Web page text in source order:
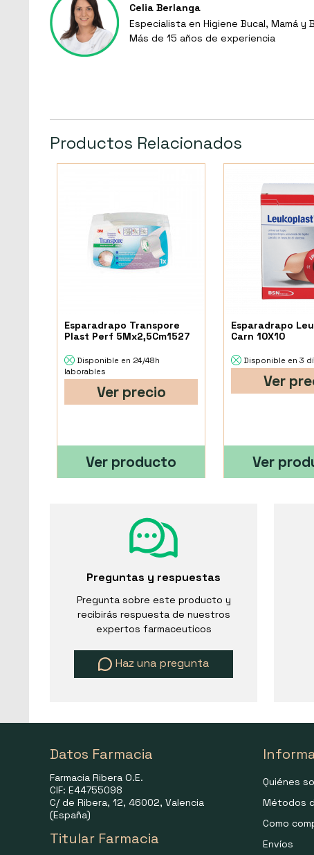
Celia Berlanga
Especialista en Higiene Bucal, Mamá y
Más de 15 años de experiencia
Productos Relacionados
Esparadrapo Transpore
Plast Perf 5Mx2,5Cm1527
Disponible en 24/48h
laborables
Ver precio
Ver producto
Esparadrapo
Carn 10X10
Disponible en 3
Ver
Ver
Preguntas y respuestas
Pregunta sobre este producto y
recibirás respuesta de nuestros
expertos farmaceuticos
Haz una pregunta
Datos Farmacia
Farmacia Ribera O.E.
CIF: E44755098
C/ de Ribera, 12, 46002, Valencia
(España)
Titular Farmacia
Quiénes
Métodos
Como
Envíos